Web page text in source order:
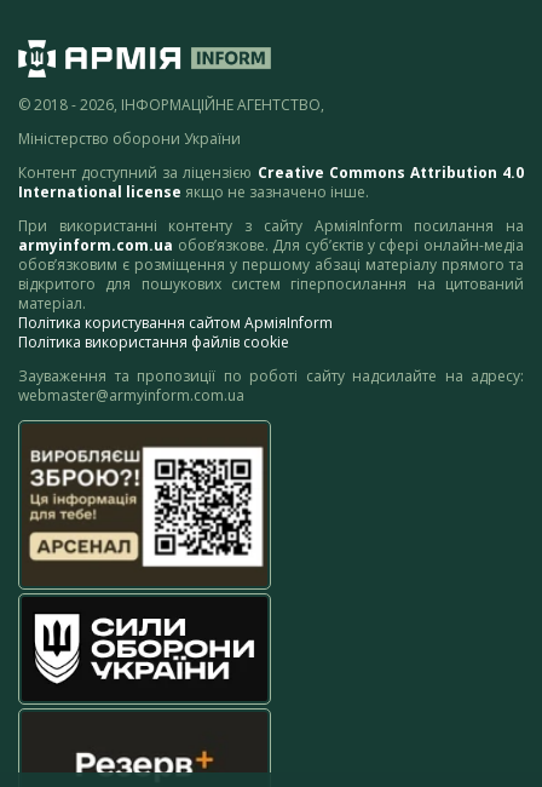
© 2018 - 2026, ІНФОРМАЦІЙНЕ АГЕНТСТВО,
Міністерство оборони України
Контент доступний за ліцензією Creative Commons Attribution 4.0
International license якщо не зазначено інше.
При використанні контенту з сайту АрміяInform посилання на
armyinform.com.ua обов’язкове. Для суб’єктів у сфері онлайн-медіа
обов’язковим є розміщення у першому абзаці матеріалу прямого та
відкритого для пошукових систем гіперпосилання на цитований
матеріал.
Політика користування сайтом АрміяInform
Політика використання файлів cookie
Зауваження та пропозиції по роботі сайту надсилайте на адресу:
webmaster@armyinform.com.ua